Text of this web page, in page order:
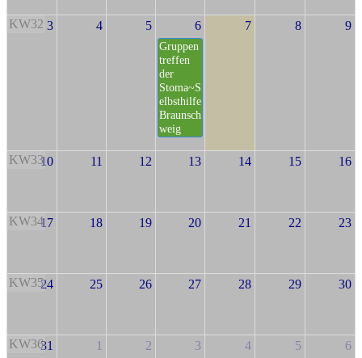
KW32 3 4 5 6
Gruppen
treffen
der
Stoma~S
elbsthilfe
Braunsch
weig
7 8 9
KW3310 11 12 13 14 15 16
KW3417 18 19 20 21 22 23
KW3524 25 26 27 28 29 30
KW3631 1 2 3 4 5 6